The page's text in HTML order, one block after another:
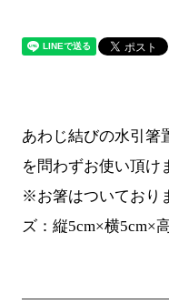
あわじ結びの水引箸
を問わずお使い頂け
※お箸はついており
ズ：縦5cm×横5cm×